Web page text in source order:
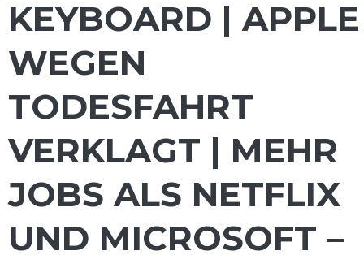
KEYBOARD | APPLE
WEGEN
TODESFAHRT
VERKLAGT | MEHR
JOBS ALS NETFLIX
UND MICROSOFT –